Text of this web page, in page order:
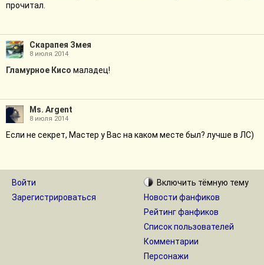
прочитал.
Скарапея Змея
8 июля 2014
Гламурное Кисо маладец!
Ms. Argent
8 июля 2014
Если не секрет, Мастер у Вас на каком месте был? лучше в ЛС)
Войти
Зарегистрироваться
Включить тёмную тему
Новости фанфиков
Рейтинг фанфиков
Список пользователей
Комментарии
Персонажи